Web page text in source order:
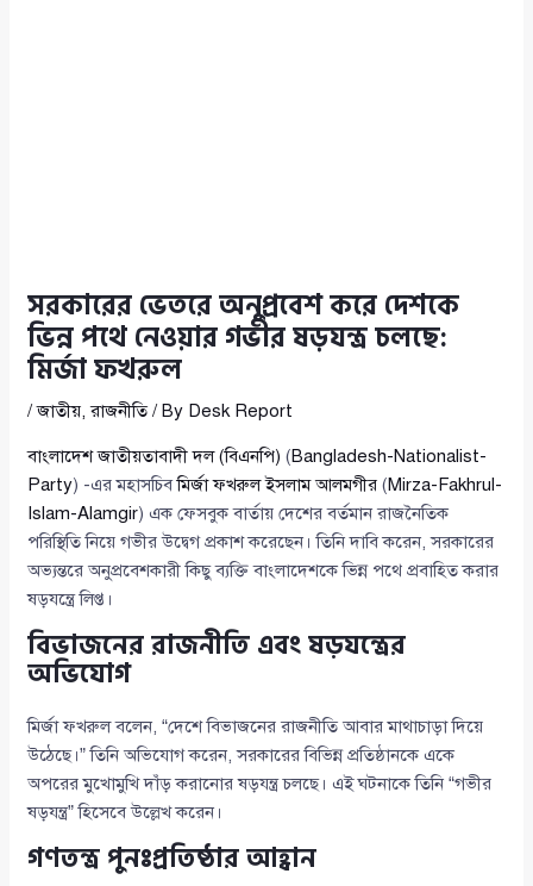
সরকারের ভেতরে অনুপ্রবেশ করে দেশকে
ভিন্ন পথে নেওয়ার গভীর ষড়যন্ত্র চলছে:
মির্জা ফখরুল
/জাতীয়,রাজনীতি/ By Desk Report
বাংলাদেশ জাতীয়তাবাদী দল (বিএনপি) (Bangladesh-Nationalist-
Party) -এর মহাসচিবমির্জা ফখরুল ইসলাম আলমগীর (Mirza-Fakhrul-
Islam-Alamgir) এক ফেসবুক বার্তায় দেশের বর্তমান রাজনৈতিক
পরিস্থিতি নিয়ে গভীর উদ্বেগ প্রকাশ করেছেন। তিনি দাবি করেন, সরকারের
অভ্যন্তরে অনুপ্রবেশকারী কিছু ব্যক্তি বাংলাদেশকে ভিন্ন পথে প্রবাহিত করার
ষড়যন্ত্রে লিপ্ত।
বিভাজনের রাজনীতি এবং ষড়যন্ত্রের
অভিযোগ
মির্জা ফখরুল বলেন, “দেশে বিভাজনের রাজনীতি আবার মাথাচাড়া দিয়ে
উঠেছে।” তিনি অভিযোগ করেন, সরকারের বিভিন্ন প্রতিষ্ঠানকে একে
অপরের মুখোমুখি দাঁড় করানোর ষড়যন্ত্র চলছে। এই ঘটনাকে তিনি “গভীর
ষড়যন্ত্র” হিসেবে উল্লেখ করেন।
গণতন্ত্র পুনঃপ্রতিষ্ঠার আহ্বান